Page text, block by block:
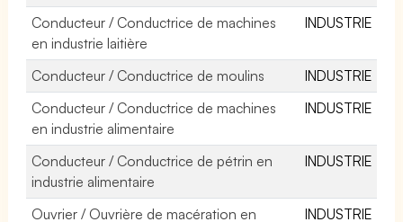
Conducteur / Conductrice de machines
en industrie laitière
INDUSTRIE
Conducteur / Conductrice de moulins
INDUSTRIE
Conducteur / Conductrice de machines
en industrie alimentaire
INDUSTRIE
Conducteur / Conductrice de pétrin en
industrie alimentaire
INDUSTRIE
Ouvrier / Ouvrière de macération en INDUSTRIE